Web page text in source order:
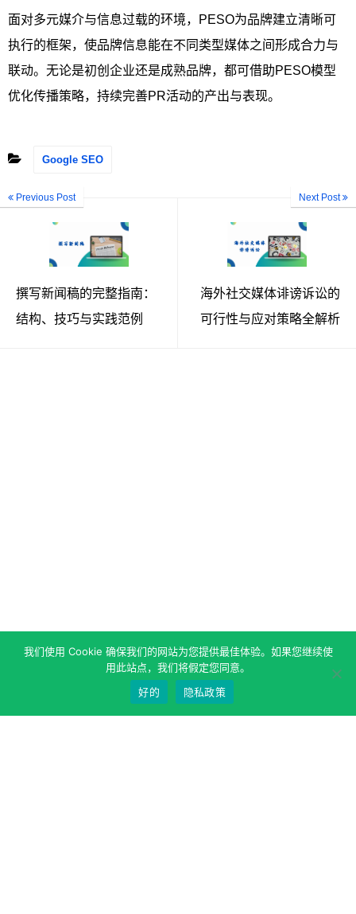
面对多元媒介与信息过载的环境，PESO为品牌建立清晰可
执行的框架，使品牌信息能在不同类型媒体之间形成合力与
联动。无论是初创企业还是成熟品牌，都可借助PESO模型
优化传播策略，持续完善PR活动的产出与表现。
Google SEO
Previous Post
撰写新闻稿的完整指南：
结构、技巧与实践范例
Next Post
海外社交媒体诽谤诉讼的
可行性与应对策略全解析
我们使用 Cookie 确保我们的网站为您提供最佳体验。如果您继续使
用此站点，我们将假定您同意。
好的
隐私政策